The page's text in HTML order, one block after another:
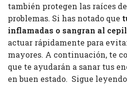
también protegen las raíces
problemas. Si has notado que
inflamadas o sangran al
actuar rápidamente para
mayores. A continuación, te
que te ayudarán a sanar tus
en buen estado. Sigue